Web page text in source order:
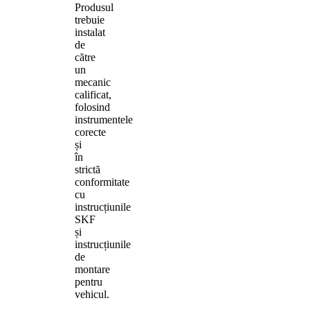
Produsul
trebuie
instalat
de
către
un
mecanic
calificat,
folosind
instrumentele
corecte
și
în
strictă
conformitate
cu
instrucțiunile
SKF
și
instrucțiunile
de
montare
pentru
vehicul.